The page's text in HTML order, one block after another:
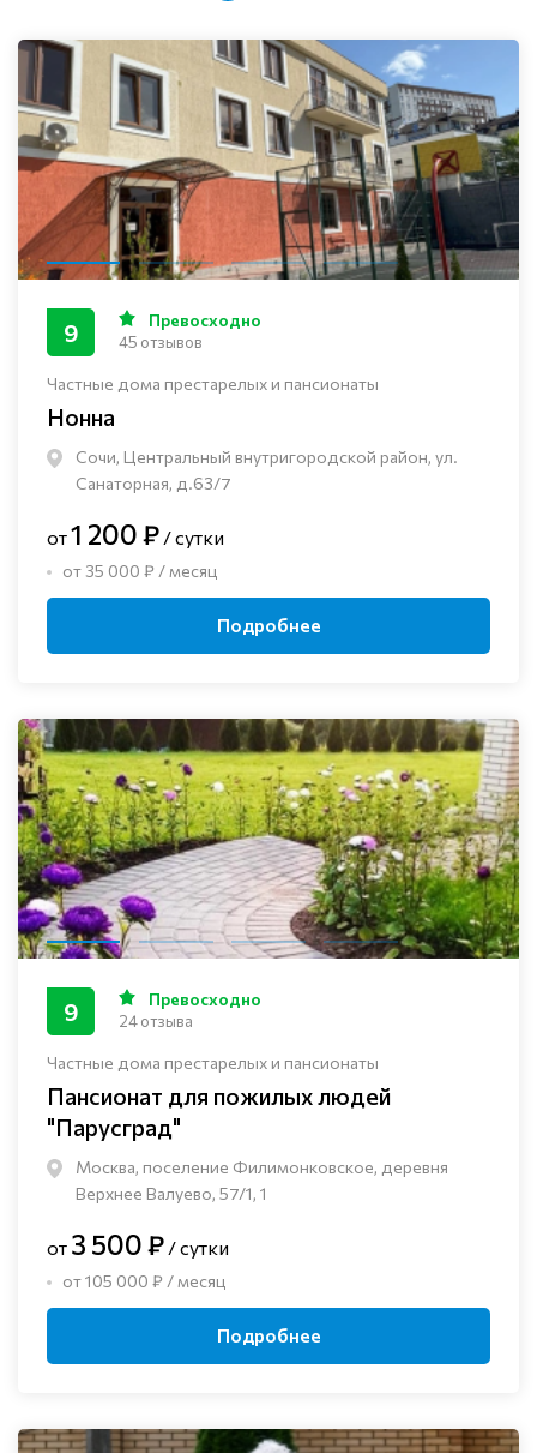
Частные дома престарелых и пансионаты
Нонна
Сочи, Центральный внутригородской район, ул.
Санаторная, д.63/7
9 Превосходно
45 отзывов
от1 200 ₽ / сутки
от 35 000 ₽ / месяц
Подробнее
Частные дома престарелых и пансионаты
Пансионат для пожилых людей
"Парусград"
Москва, поселение Филимонковское, деревня
Верхнее Валуево, 57/1, 1
9 Превосходно
24 отзыва
от 3 500 ₽ / сутки
от 105 000 ₽ / месяц
Подробнее